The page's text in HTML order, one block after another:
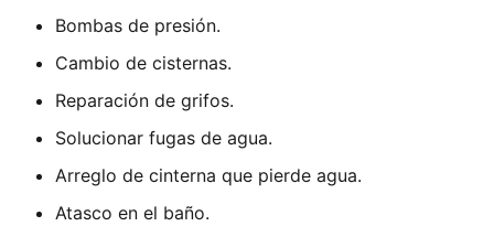
Bombas de presión.
Cambio de cisternas.
Reparación de grifos.
Solucionar fugas de agua.
Arreglo de cinterna que pierde agua.
Atasco en el baño.